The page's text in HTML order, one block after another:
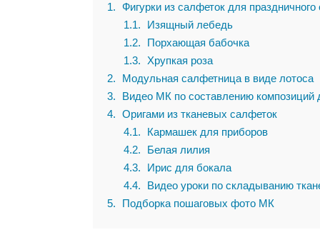
1
Фигурки из салфеток для праздничного
1.1
Изящный лебедь
1.2
Порхающая бабочка
1.3
Хрупкая роза
2
Модульная салфетница в виде лотоса
3
Видео МК по составлению композиций
4
Оригами из тканевых салфеток
4.1
Кармашек для приборов
4.2
Белая лилия
4.3
Ирис для бокала
4.4
Видео уроки по складыванию
5
Подборка пошаговых фото МК